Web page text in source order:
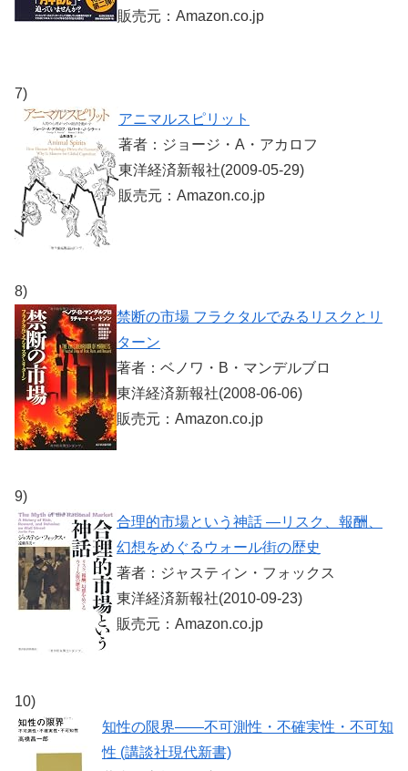
販売元：Amazon.co.jp
7)
アニマルスピリット
著者：ジョージ・A・アカロフ
東洋経済新報社(2009-05-29)
販売元：Amazon.co.jp
8)
禁断の市場 フラクタルでみるリスクとリ
ターン
著者：ベノワ・B・マンデルブロ
東洋経済新報社(2008-06-06)
販売元：Amazon.co.jp
9)
合理的市場という神話 ―リスク、報酬、
幻想をめぐるウォール街の歴史
著者：ジャスティン・フォックス
東洋経済新報社(2010-09-23)
販売元：Amazon.co.jp
10)
知性の限界――不可測性・不確実性・不可知
性 (講談社現代新書)